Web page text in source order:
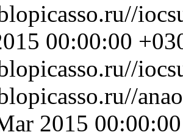
00:00:00
2015